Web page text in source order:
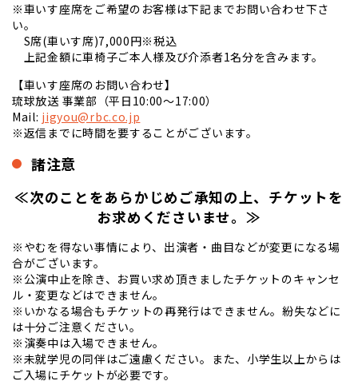
※車いす座席をご希望のお客様は下記までお問い合わせ下さ
い。
S席(車いす席)7,000円※税込
上記金額に車椅子ご本人様及び介添者1名分を含みます。
【車いす座席のお問い合わせ】
琉球放送 事業部（平日10:00～17:00）
Mail: jigyou@rbc.co.jp
※返信までに時間を要することがございます。
諸注意
≪次のことをあらかじめご承知の上、チケットを
お求めくださいませ。≫
※やむを得ない事情により、出演者・曲目などが変更になる場
合がございます。
※公演中止を除き、お買い求め頂きましたチケットのキャンセ
ル・変更などはできません。
※いかなる場合もチケットの再発行はできません。紛失などに
は十分ご注意ください。
※演奏中は入場できません。
※未就学児の同伴はご遠慮ください。また、小学生以上からは
ご入場にチケットが必要です。